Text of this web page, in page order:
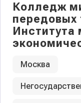
Колледж
передовых
Москва